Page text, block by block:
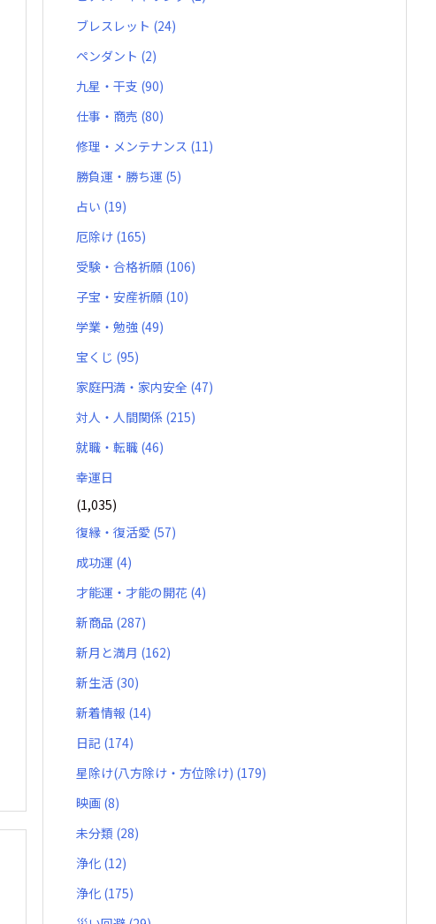
ブレスレット (24)
ペンダント (2)
九星・干支 (90)
仕事・商売 (80)
修理・メンテナンス (11)
勝負運・勝ち運 (5)
占い (19)
厄除け (165)
受験・合格祈願 (106)
子宝・安産祈願 (10)
学業・勉強 (49)
宝くじ (95)
家庭円満・家内安全 (47)
対人・人間関係 (215)
就職・転職 (46)
幸運日
(1,035)
復縁・復活愛 (57)
成功運 (4)
才能運・才能の開花 (4)
新商品 (287)
新月と満月 (162)
新生活 (30)
新着情報 (14)
日記 (174)
星除け(八方除け・方位除け) (179)
映画 (8)
未分類 (28)
浄化 (12)
浄化 (175)